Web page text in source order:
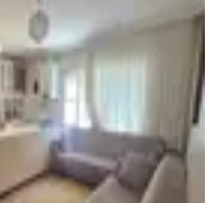
Karataş Mahallesi
Yüksek giriş·31.07.2026
Hanifi E.